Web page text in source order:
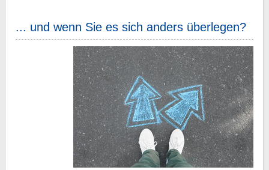
... und wenn Sie es sich anders überlegen?